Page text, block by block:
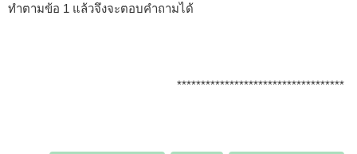
ทำตามข้อ 1 แล้วจึงจะตอบคำถามได้
***********************************